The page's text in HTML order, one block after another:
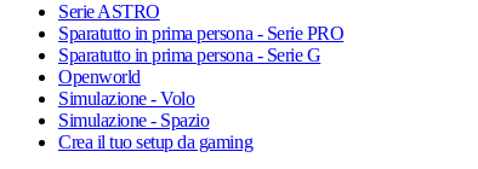
Serie ASTRO
Sparatutto in prima persona - Serie PRO
Sparatutto in prima persona - Serie G
Openworld
Simulazione - Volo
Simulazione - Spazio
Crea il tuo setup da gaming